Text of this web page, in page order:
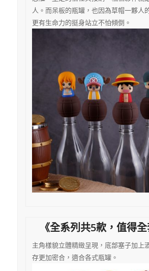
人。而呆板的瓶罐，也因為草帽一夥人
更有生命力的挺身站立不怕傾倒。
《全系列共5款，值得全
主角樣貌立體精緻呈現，底部塞子加上
存更加密合，適合各式瓶罐。